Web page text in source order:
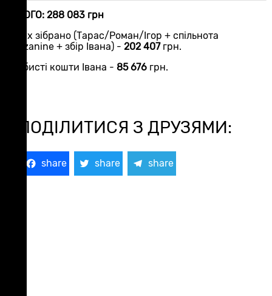
УСЬОГО: 288 083 грн
Із них зібрано (Тарас/Роман/Ігор + спільнота
Mezzanine + збір Івана) - 202 407 грн.
Особисті кошти Івана - 85 676 грн.
ПОДІЛИТИСЯ З ДРУЗЯМИ: